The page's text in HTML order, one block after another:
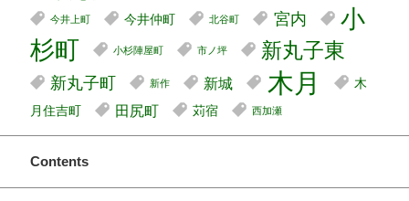
今井上町 今井仲町 北谷町 宮内
小
杉町
小杉陣屋町 市ノ坪 新丸子東
新丸子町 新作 新城 木月
木
月住吉町
田尻町 苅宿 西加瀬
Contents